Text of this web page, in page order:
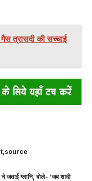
गैस त्रासदी की सच्चाई
source
जताई ग्लानि, बोले- ‘जब शादी